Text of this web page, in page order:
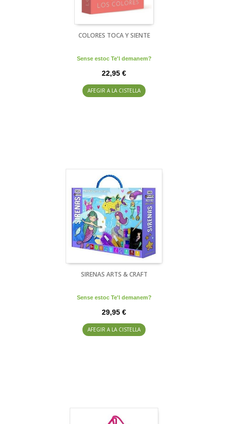
COLORES TOCA Y SIENTE
Sense estoc Te'l demanem?
22,95 €
AFEGIR A LA CISTELLA
SIRENAS ARTS & CRAFT
Sense estoc Te'l demanem?
29,95 €
AFEGIR A LA CISTELLA